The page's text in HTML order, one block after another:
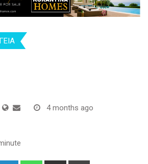
4 months ago